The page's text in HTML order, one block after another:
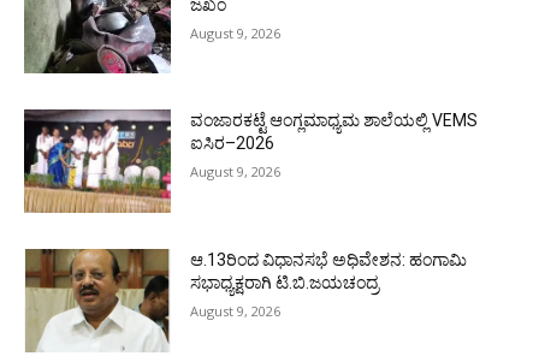
ಜಖಂ
August 9, 2026
ವಂಜಾರಕಟ್ಟೆ ಆಂಗ್ಲಮಾಧ್ಯಮ ಶಾಲೆಯಲ್ಲಿ VEMS
ಐಸಿರ–2026
August 9, 2026
ಆ.13ರಿಂದ ವಿಧಾನಸಭೆ ಅಧಿವೇಶನ: ಹಂಗಾಮಿ
ಸಭಾಧ್ಯಕ್ಷರಾಗಿ ಟಿ.ಬಿ.ಜಯಚಂದ್ರ
August 9, 2026